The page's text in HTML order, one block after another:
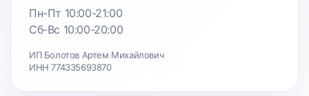
Пн-Пт 10:00-21:00
Сб-Вс 10:00-20:00
ИП Болотов Артем Михайлович
ИНН 774335693870